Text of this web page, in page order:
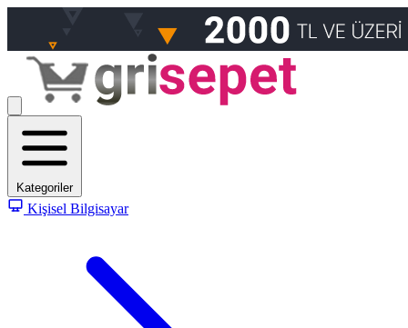
Kategoriler
Kişisel Bilgisayar